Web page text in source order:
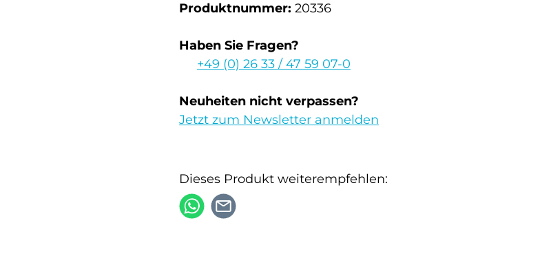
Produktnummer: 20336
Haben Sie Fragen?
+49 (0) 26 33 / 47 59 07-0
Neuheiten nicht verpassen?
Jetzt zum Newsletter anmelden
Dieses Produkt weiterempfehlen: